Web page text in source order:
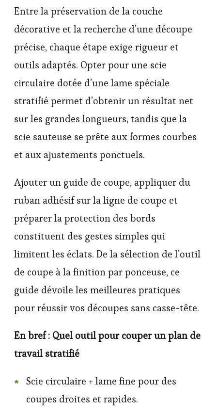
Entre la préservation de la couche
décorative et la recherche d’une découpe
précise, chaque étape exige rigueur et
outils adaptés. Opter pour une scie
circulaire dotée d’une lame spéciale
stratifié permet d’obtenir un résultat net
sur les grandes longueurs, tandis que la
scie sauteuse se prête aux formes courbes
et aux ajustements ponctuels.
Ajouter un guide de coupe, appliquer du
ruban adhésif sur la ligne de coupe et
préparer la protection des bords
constituent des gestes simples qui
limitent les éclats. De la sélection de l’outil
de coupe à la finition par ponceuse, ce
guide dévoile les meilleures pratiques
pour réussir vos découpes sans casse-tête.
En bref : Quel outil pour couper un plan de
travail stratifié
Scie circulaire + lame fine pour des
coupes droites et rapides.